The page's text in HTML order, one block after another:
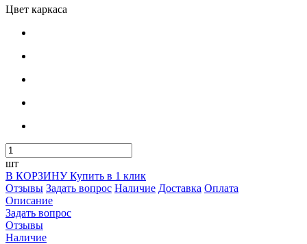
Цвет каркаса
шт
В КОРЗИНУКупить в 1 клик
Отзывы Задать вопрос Наличие Доставка Оплата
Описание
Задать вопрос
Отзывы
Наличие